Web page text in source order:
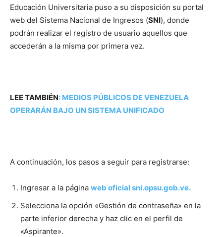
Educación Universitaria puso a su disposición su portal
web del Sistema Nacional de Ingresos (SNI), donde
podrán realizar el registro de usuario aquellos que
accederán a la misma por primera vez.
LEE TAMBIÉN: MEDIOS PÚBLICOS DE VENEZUELA
OPERARÁN BAJO UN SISTEMA UNIFICADO
A continuación, los pasos a seguir para registrarse:
Ingresar a la página web oficial sni.opsu.gob.ve.
Selecciona la opción «Gestión de contraseña» en la
parte inferior derecha y haz clic en el perfil de
«Aspirante».